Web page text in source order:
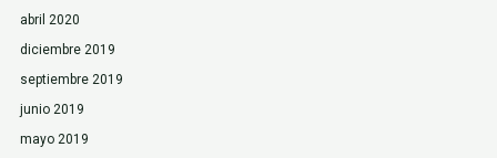
abril 2020
diciembre 2019
septiembre 2019
junio 2019
mayo 2019